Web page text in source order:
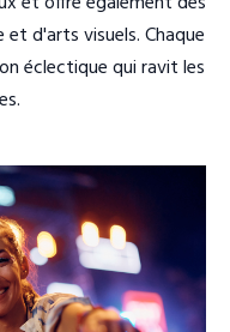
d'arts visuels. Chaque
éclectique qui ravit les